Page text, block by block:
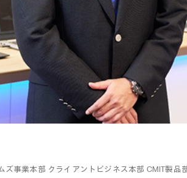
ズ事業本部 クライアントビジネス本部 CMIT製品